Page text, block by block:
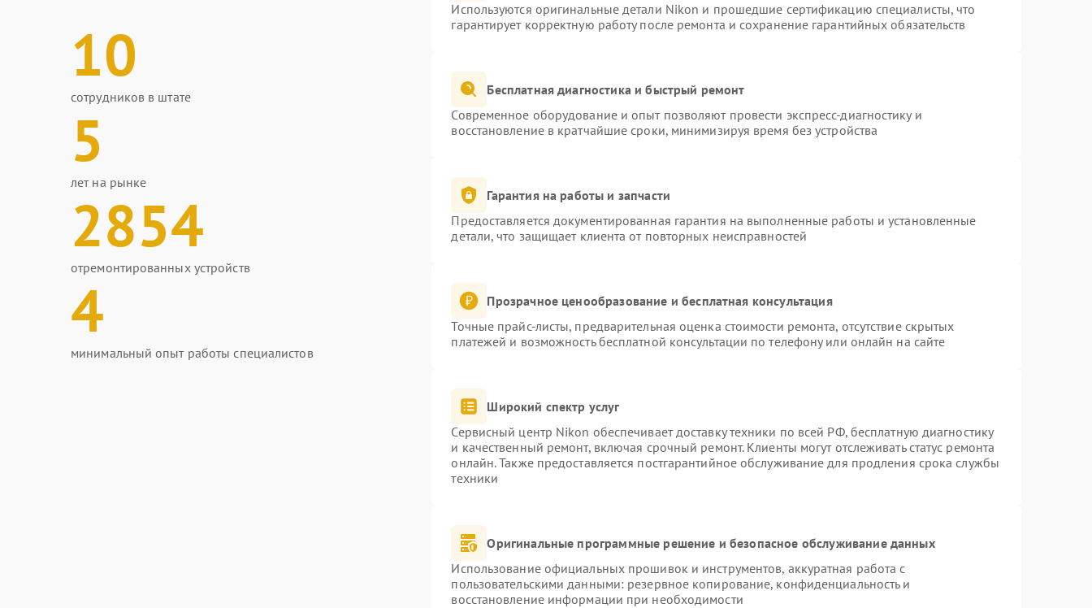
10
сотрудников в штате
5
лет на рынке
2854
отремонтированных устройств
4
минимальный опыт работы специалистов
Используются оригинальные детали Nikon и прошедшие сертификацию специалисты, что
гарантирует корректную работу после ремонта и сохранение гарантийных обязательств
Бесплатная диагностика и быстрый ремонт
Современное оборудование и опыт позволяют провести экспресс-диагностику и
восстановление в кратчайшие сроки, минимизируя время без устройства
Гарантия на работы и запчасти
Предоставляется документированная гарантия на выполненные работы и установленные
детали, что защищает клиента от повторных неисправностей
Прозрачное ценообразование и бесплатная консультация
Точные прайс-листы, предварительная оценка стоимости ремонта, отсутствие скрытых
платежей и возможность бесплатной консультации по телефону или онлайн на сайте
Широкий спектр услуг
Сервисный центр Nikon обеспечивает доставку техники по всей РФ, бесплатную диагностику
и качественный ремонт, включая срочный ремонт. Клиенты могут отслеживать статус ремонта
онлайн. Также предоставляется постгарантийное обслуживание для продления срока службы
техники
Оригинальные программные решение и безопасное обслуживание данных
Использование официальных прошивок и инструментов, аккуратная работа с
пользовательскими данными: резервное копирование, конфиденциальность и
восстановление информации при необходимости